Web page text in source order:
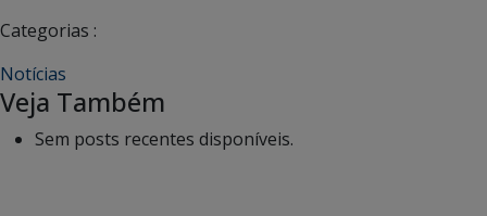
Categorias :
Notícias
Veja Também
Sem posts recentes disponíveis.